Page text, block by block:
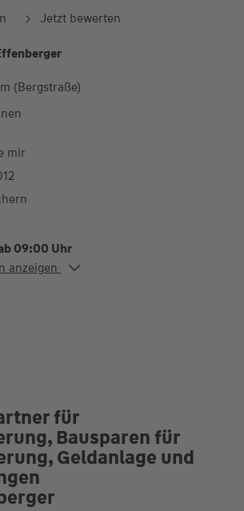
Jetzt bewerten
(Bergstraße)
mir
09:00 Uhr
für terminierte Kundengespräche
anzeigen
für
Bausparen für
Geldanlage und